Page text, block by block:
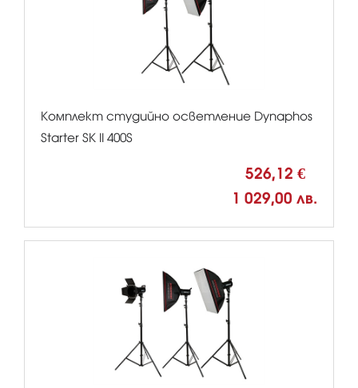
Комплект студийно осветление Dynaphos
Starter SK II 400S
526,12 €
1 029,00 лв.